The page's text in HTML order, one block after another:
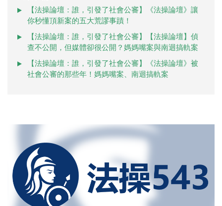
【法操論壇：誰，引發了社會公審】《法操論壇》讓
你秒懂頂新案的五大荒謬事蹟！
【法操論壇：誰，引發了社會公審】【法操論壇】偵
查不公開，但媒體卻很公開？媽媽嘴案與南迴搞軌案
【法操論壇：誰，引發了社會公審】《法操論壇》被
社會公審的那些年！媽媽嘴案、南迴搞軌案